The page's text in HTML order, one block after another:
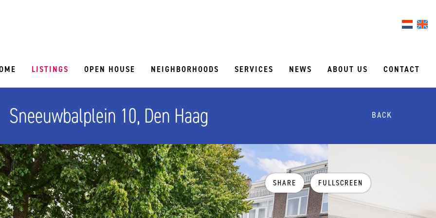
LISTINGS OPEN HOUSE NEIGHBORHOODS SERVICES NEWS ABOUT US CONTACT
Sneeuwbalplein 10, Den Haag BACK
SHARE FULLSCREEN